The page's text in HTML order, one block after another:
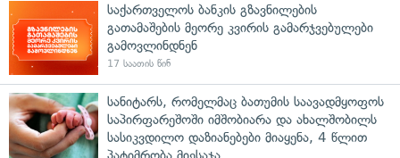
საქართველოს ბანკის გზავნილების
გათამაშების მეორე კვირის გამარჯვებულები
გამოვლინდნენ
17 საათის წინ
სანიტარს, რომელმაც ბათუმის საავადმყოფოს
საპირფარეშოში იმშობიარა და ახალშობილს
სასიკვდილო დაზიანებები მიაყენა, 4 წლით